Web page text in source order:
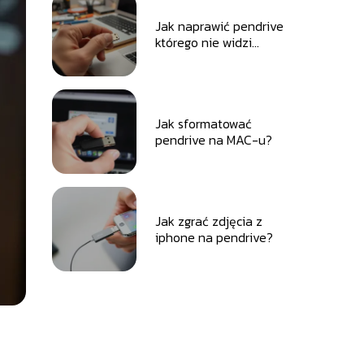
Jak naprawić pendrive
którego nie widzi
Jak sformatować
pendrive na MAC-u?
Jak zgrać zdjęcia z
iphone na pendrive?